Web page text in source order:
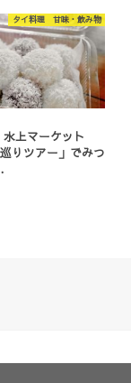
タイ料理 甘味・飲み物
上マーケット
りツアー」でみつ